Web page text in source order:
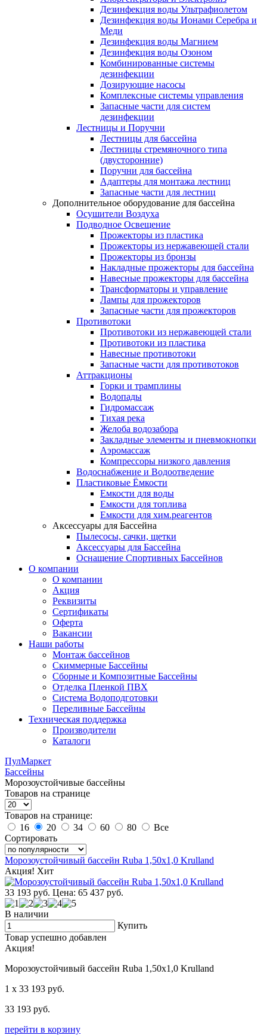
Дезинфекция воды Ультрафиолетом
Дезинфекция воды Ионами Серебра и
Меди
Дезинфекция воды Магнием
Дезинфекция воды Озоном
Комбинированные системы
дезинфекции
Дозирующие насосы
Комплексные системы управления
Запасные части для систем
дезинфекции
Лестницы и Поручни
Лестницы для бассейна
Лестницы стремяночного типа
(двусторонние)
Поручни для бассейна
Адаптеры для монтажа лестниц
Запасные части для лестниц
Дополнительное оборудование для бассейна
Осушители Воздуха
Подводное Освещение
Прожекторы из пластика
Прожекторы из нержавеющей стали
Прожекторы из бронзы
Накладные прожекторы для бассейна
Навесные прожекторы для бассейна
Трансформаторы и управление
Лампы для прожекторов
Запасные части для прожекторов
Противотоки
Противотоки из нержавеющей стали
Противотоки из пластика
Навесные противотоки
Запасные части для противотоков
Аттракционы
Горки и трамплины
Водопады
Гидромассаж
Тихая река
Желоба водозабора
Закладные элементы и пневмокнопки
Аэромассаж
Компрессоры низкого давления
Водоснабжение и Водоотведение
Пластиковые Ёмкости
Емкости для воды
Емкости для топлива
Емкости для хим.реагентов
Аксессуары для Бассейна
Пылесосы, сачки, щетки
Аксессуары для Бассейна
Оснащение Спортивных Бассейнов
О компании
О компании
Акция
Реквизиты
Сертификаты
Оферта
Вакансии
Наши работы
Монтаж бассейнов
Скиммерные Бассейны
Сборные и Композитные Бассейны
Отделка Пленкой ПВХ
Система Водоподготовки
Переливные Бассейны
Техническая поддержка
Производители
Каталоги
ПулМаркет
Бассейны
Морозоустойчивые бассейны
Товаров на странице
Товаров на странице:
16
20 34 60 80
Все
Сортировать
Морозоустойчивый бассейн Ruba 1,50x1,0 Krulland
Акция! Хит
33 193 руб. Цена: 65 437 руб.
В наличии
Купить
Товар успешно добавлен
Акция!
Морозоустойчивый бассейн Ruba 1,50x1,0 Krulland
1 x 33 193 руб.
33 193 руб.
перейти в корзину